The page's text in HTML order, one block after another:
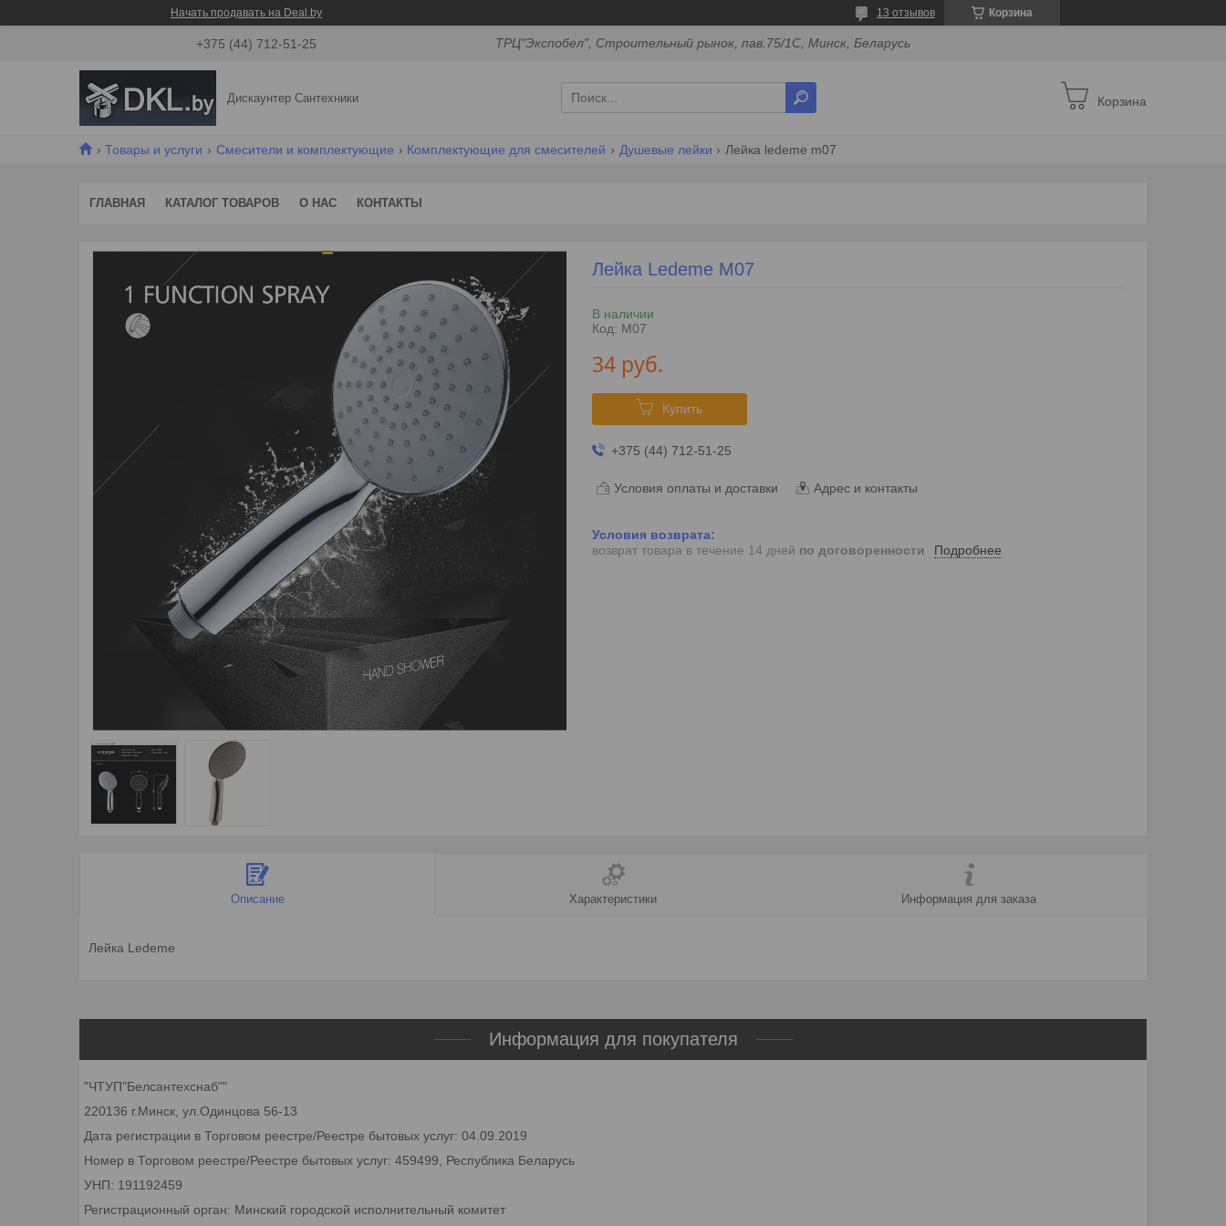
Начать продавать на Deal.by Корзина
13 отзывов
+375 (44) 712-51-25 ТРЦ"Экспобел", Строительный рынок, пав.75/1С, Минск, Беларусь
Дискаунтер Сантехники Корзина
Товары и услуги Смесители и комплектующие Комплектующие для смесителей Душевые лейки Лейка ledeme m07
ГЛАВНАЯ КАТАЛОГ ТОВАРОВ О НАС КОНТАКТЫ
Лейка Ledeme M07
В наличии
Код: M07
34 руб.
Купить
+375 (44) 712-51-25
Условия оплаты и доставки Адрес и контакты
возврат товара в течение 14 дней по договоренности Подробнее
Описание Характеристики Информация для заказа
Лейка Ledeme
Информация для покупателя
"ЧТУП"Белсантехснаб""
220136 г.Минск, ул.Одинцова 56-13
Дата регистрации в Торговом реестре/Реестре бытовых услуг: 04.09.2019
Номер в Торговом реестре/Реестре бытовых услуг: 459499, Республика Беларусь
УНП: 191192459
Регистрационный орган: Минский городской исполнительный комитет